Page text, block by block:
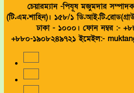
চেয়ারম্যান -পিযূষ মজুমদার
(টি.এম.শাহিন)। ১৫৮/১
ঢাকা - ১০০০। ফোন নম্বর :-
+৮৮০-১৯০৮২৪৯৭২১ ইমেইল:-